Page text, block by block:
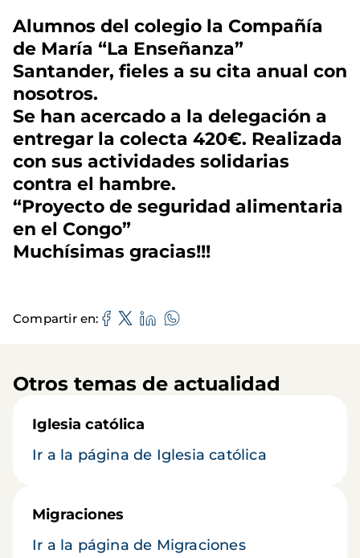
Alumnos del colegio la Compañía
de María “La Enseñanza”
Santander, fieles a su cita anual con
nosotros.
Se han acercado a la delegación a
entregar la colecta 420€. Realizada
con sus actividades solidarias
contra el hambre.
“Proyecto de seguridad alimentaria
en el Congo”
Muchísimas gracias!!!
Compartir en
Otros temas de actualidad
Iglesia católica
Ir a la página de Iglesia católica
Migraciones
Ir a la página de Migraciones